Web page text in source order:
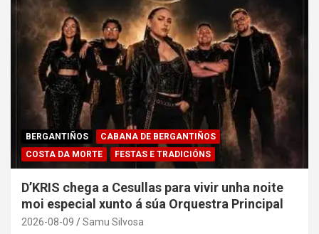
BERGANTIÑOS
CABANA DE BERGANTIÑOS
COSTA DA MORTE
FESTAS E TRADICIÓNS
D’KRIS chega a Cesullas para vivir unha noite
moi especial xunto á súa Orquestra Principal
2026-08-09 Samu Silvosa